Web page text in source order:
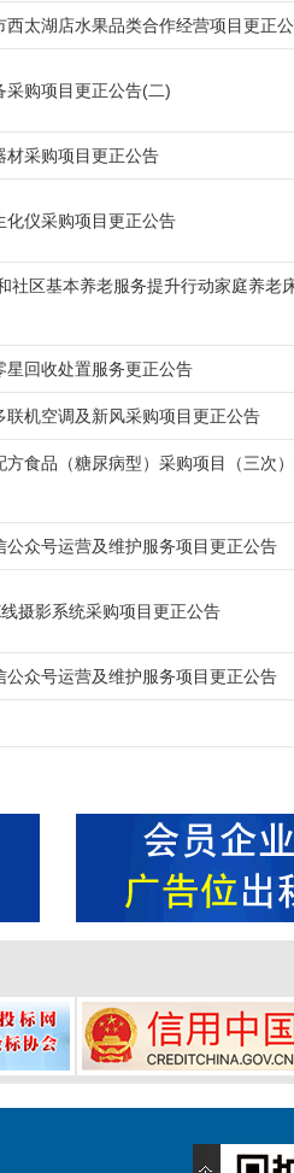
太湖店水果品类合作经营项目更正
采购项目更正公告(二)
材采购项目更正公告
化仪采购项目更正公告
社区基本养老服务提升行动家庭养老
回收处置服务更正公告
机空调及新风采购项目更正公告
食品（糖尿病型）采购项目（三次
众号运营及维护服务项目更正公告
摄影系统采购项目更正公告
众号运营及维护服务项目更正公告